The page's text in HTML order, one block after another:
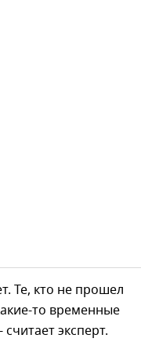
Те, кто не прошел
то временные
эксперт.